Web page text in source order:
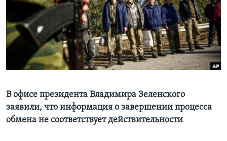
Learning English
СОЦИАЛЬНЫЕ СЕТИ
Языки
В офисе президента Владимира Зеленского
заявили, что информация о завершении процесса
обмена не соответствует действительности